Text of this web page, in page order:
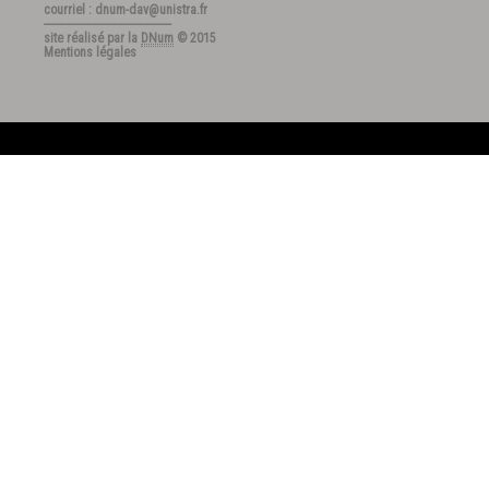
courriel : dnum-dav@unistra.fr
---------------------------------------
site réalisé par la DNum © 2015
Mentions légales